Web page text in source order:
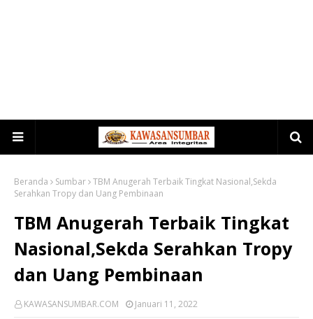
Beranda Sumbar TBM Anugerah Terbaik Tingkat Nasional,Sekda
Serahkan Tropy dan Uang Pembinaan
TBM Anugerah Terbaik Tingkat
Nasional,Sekda Serahkan Tropy
dan Uang Pembinaan
KAWASANSUMBAR.COM Januari 11, 2022